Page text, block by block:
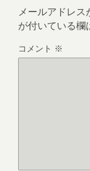
メールアドレス
が付いている欄
コメント ※